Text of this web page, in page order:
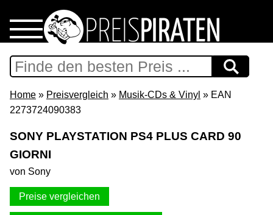
Home
Download
Support & Newsletter
Presse
Home » Preisvergleich » Musik-CDs & Vinyl » EAN
2273724090383
SONY PLAYSTATION PS4 PLUS CARD 90
GIORNI
von Sony
Preise vergleichen